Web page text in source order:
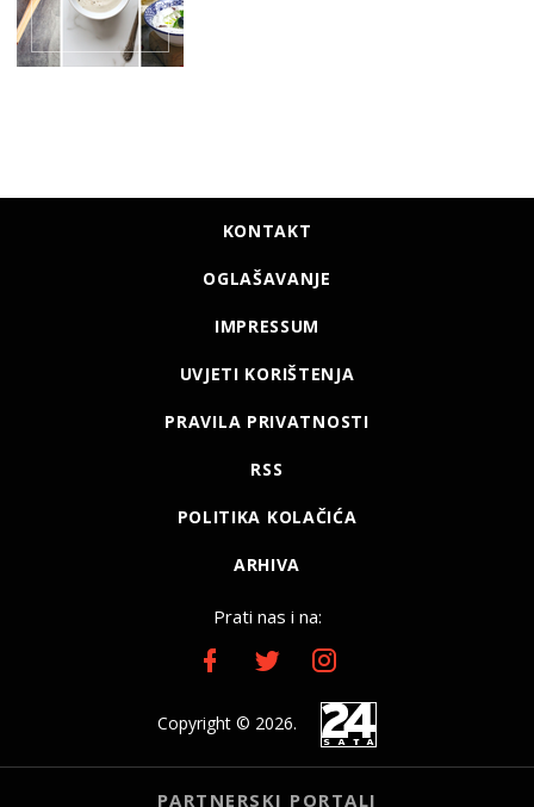
KONTAKT
OGLAŠAVANJE
IMPRESSUM
UVJETI KORIŠTENJA
PRAVILA PRIVATNOSTI
RSS
POLITIKA KOLAČIĆA
ARHIVA
Prati nas i na:
Copyright © 2026.
PARTNERSKI PORTALI